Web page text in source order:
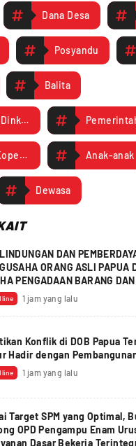
Dana Desa
Posyandu
Balita
Kolase foto Dinkes Rapat Pokjanal 2025
Kelurahan Koperapoka Anak-anak
Dewasa
DAN
ORANG ASLI PAPUA
PENGADAAN BARANG
1 jam yang lalu
Konflik di DOB Papua
Harur Hadir dengan
1 jam yang lalu
Target SPM yang Optimal,
OPD Pengampu Enam
Dasar Bekerja